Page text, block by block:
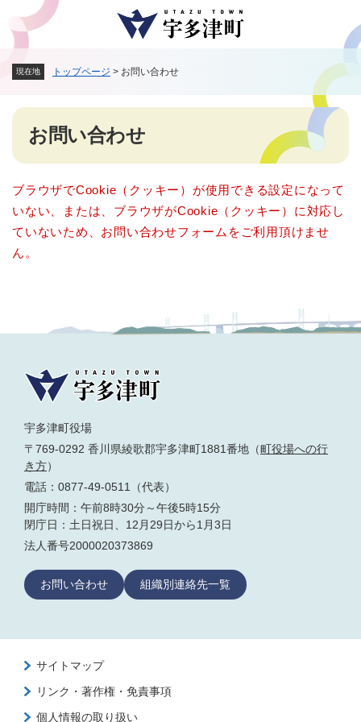
メニューを飛ばして本文へ
現在地 トップページ > お問い合わせ
本
お問い合わせ
ブラウザでCookie（クッキー）が使用できる設定になって
いない、または、ブラウザがCookie（クッキー）に対応し
ていないため、お問い合わせフォームをご利用頂けませ
ん。
宇多津町役場
〒769-0292 香川県綾歌郡宇多津町1881番地（町役場への行
き方）
電話：0877-49-0511（代表）
開庁時間：午前8時30分～午後5時15分
閉庁日：土日祝日、12月29日から1月3日
法人番号2000020373869
お問い合わせ 組織別連絡先一覧
サイトマップ
リンク・著作権・免責事項
個人情報の取り扱い